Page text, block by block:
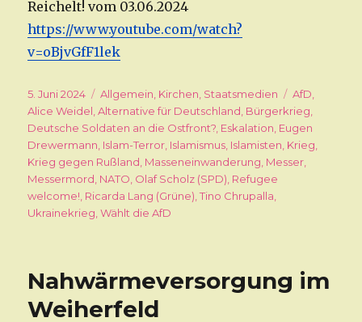
Reichelt! vom 03.06.2024
https://www.youtube.com/watch?
v=oBjvGfF1lek
Veröffentlicht
am
5. Juni 2024 Kategorien
Allgemein, Kirchen, Staatsmedien AfD,
Alice Weidel,Alternative für Deutschland, Bürgerkrieg,
Deutsche Soldaten an die Ostfront?, Eskalation, Eugen
Drewermann, Islam-Terror, Islamismus, Islamisten, Krieg,
Krieg gegen Rußland, Masseneinwanderung, Messer,
Messermord, NATO, Olaf Scholz (SPD), Refugee
welcome!, Ricarda Lang (Grüne),Tino Chrupalla,
Ukrainekrieg,Wählt die AfD
Nahwärmeversorgung im
Weiherfeld